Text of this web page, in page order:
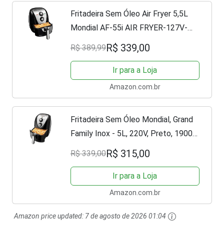
Fritadeira Sem Óleo Air Fryer 5,5L
Mondial AF-55i AIR FRYER-127V-
PRETO/INOX
R$ 389,99R$ 339,00
Ir para a Loja
Amazon.com.br
Fritadeira Sem Óleo Mondial, Grand
Family Inox - 5L, 220V, Preto, 1900W
R$ 339,00R$ 315,00
Ir para a Loja
Amazon.com.br
Amazon price updated: 7 de agosto de 2026 01:04